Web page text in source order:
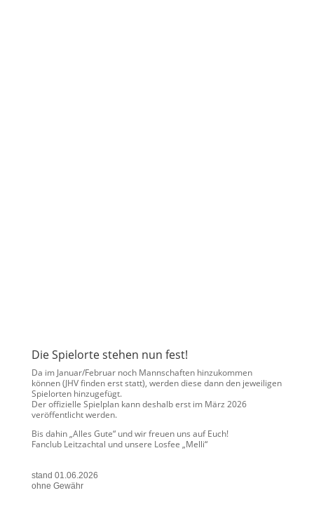
Die Spielorte stehen nun fest!
Da im Januar/Februar noch Mannschaften hinzukommen
können (JHV finden erst statt), werden diese dann den jeweiligen
Spielorten hinzugefügt.
Der offizielle Spielplan kann deshalb erst im März 2026
veröffentlicht werden.
Bis dahin „Alles Gute“ und wir freuen uns auf Euch!
Fanclub Leitzachtal und unsere Losfee „Melli“
stand 01.06.2026
ohne Gewähr